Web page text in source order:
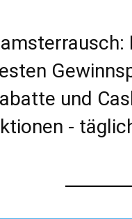
und
-